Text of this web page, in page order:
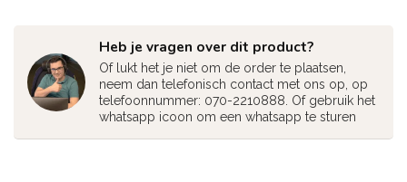
Heb je vragen over dit product?
Of lukt het je niet om de order te plaatsen,
neem dan telefonisch contact met ons op, op
telefoonnummer: 070-2210888. Of gebruik het
whatsapp icoon om een whatsapp te sturen